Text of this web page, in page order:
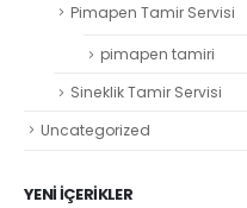
Pimapen Tamir Servisi
pimapen tamiri
Sineklik Tamir Servisi
Uncategorized
YENI İÇERIKLER